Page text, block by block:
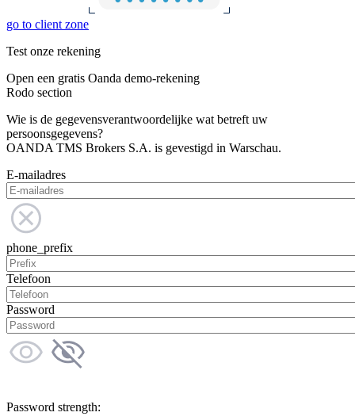
go to client zone
Test onze rekening
Open een gratis Oanda demo-rekening
Rodo section
Wie is de gegevensverantwoordelijke wat betreft uw
persoonsgegevens?
OANDA TMS Brokers S.A. is gevestigd in Warschau.
E-mailadres
phone_prefix
Telefoon
Password
Password strength: